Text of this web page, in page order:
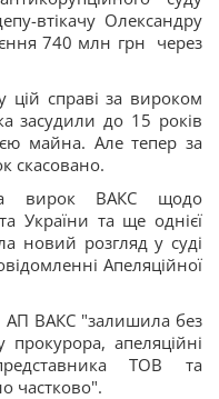
втікачу Олександру
740 млн грн через
цій справі за вироком
засудили до 15 років
майна. Але тепер за
скасовано.
вирок ВАКС щодо
України та ще однієї
новий розгляд у суді
Апеляційної
АП ВАКС "залишила без
прокурора, апеляційні
ТОВ та
частково".